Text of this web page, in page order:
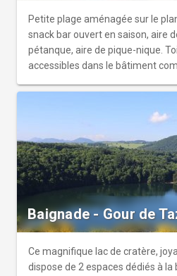
Petite plage aménagée sur le
snack bar ouvert en saison, aire
pétanque, aire de pique-nique.
accessibles dans le bâtiment
Baignade - Gour de
Ce magnifique lac de cratère,
dispose de 2 espaces dédiés à